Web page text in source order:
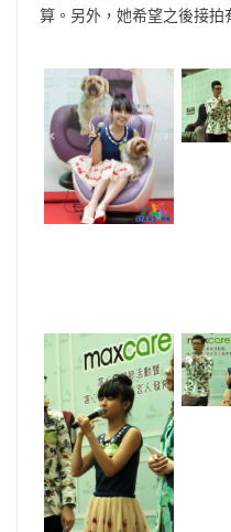
算。另外，她希望之後接拍